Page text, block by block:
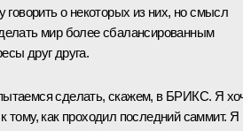
говорить о некоторых из них, но смысл
мир более сбалансированным
друг друга.
сделать, скажем, в БРИКС. Я
тому, как проходил последний саммит. Я